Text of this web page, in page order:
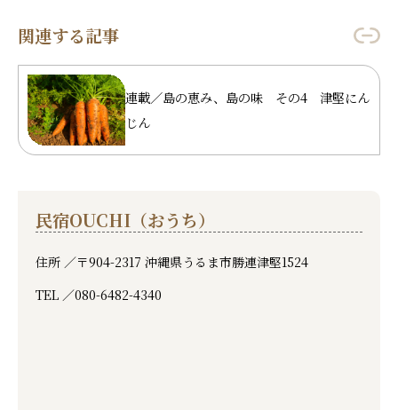
関連する記事
連載／島の恵み、島の味 その4 津堅にん
じん
民宿OUCHI（おうち）
住所 ／〒904-2317 沖縄県うるま市勝連津堅1524
TEL ／080-6482-4340